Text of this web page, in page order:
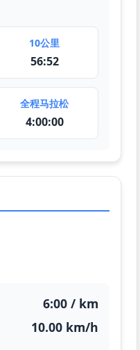
10公里
56:52
全程马拉松
4:00:00
6:00 / km
10.00 km/h